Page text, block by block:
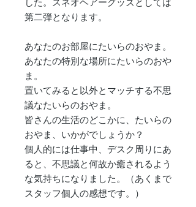
した。スネオヘアーグッズとしては
第二弾となります。
あなたのお部屋にたいらのおやま。
あなたの特別な場所にたいらのおや
ま。
置いてみると以外とマッチする不思
議なたいらのおやま。
皆さんの生活のどこかに、たいらの
おやま、いかがでしょうか？
個人的には仕事中、デスク周りにあ
ると、不思議と何故か癒されるよう
な気持ちになりました。（あくまで
スタッフ個人の感想です。）